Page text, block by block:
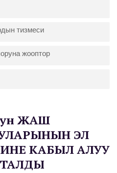
тизмеси
жооптор
ЖАШ
ЭЛ
КАБЫЛ АЛУУ